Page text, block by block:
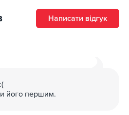
Написати відгук
його першим.